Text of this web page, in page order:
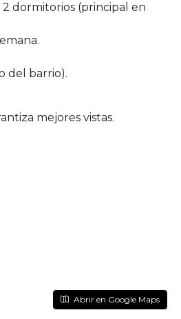
2 dormitorios (principal en
del barrio).
mejores vistas.
Abrir en Google Maps